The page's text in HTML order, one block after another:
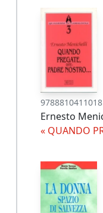
9788810411018
Ernesto
« QUANDO